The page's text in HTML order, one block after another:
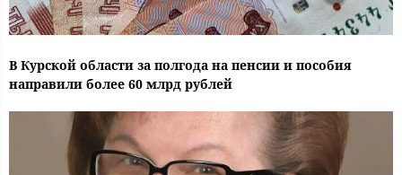
В Курской области за полгода на пенсии и пособия
направили более 60 млрд рублей